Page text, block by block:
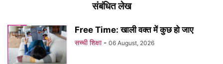
संबंधित लेख
Free Time: खाली वक्त में कुछ हो जाए
सच्ची शिक्षा - 06 August, 2026